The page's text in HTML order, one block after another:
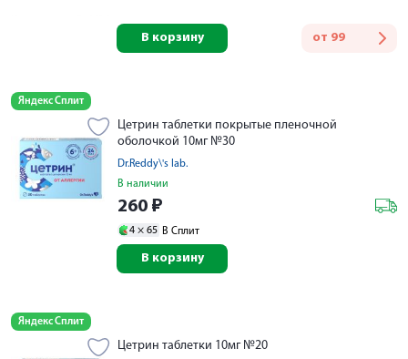
от 99
В корзину
Яндекс Сплит
Цетрин таблетки покрытые пленочной
оболочкой 10мг №30
Dr.Reddy\'s lab.
В наличии
260 ₽
4 × 65 В Сплит
В корзину
Яндекс Сплит
Цетрин таблетки 10мг №20